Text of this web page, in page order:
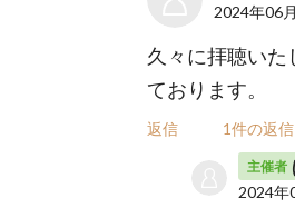
2024年06
久々に拝聴いた
ております。
返信 1件の返
主催者
2024年